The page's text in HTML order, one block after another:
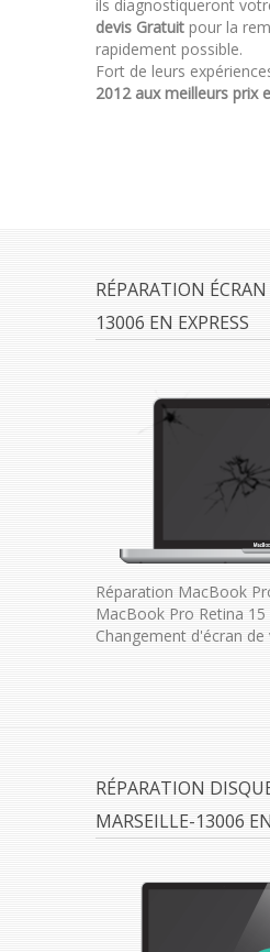
ils diagnostiqueront
devis Gratuit pour la
rapidement possible.
Fort de leurs
2012 aux meilleurs prix
RÉPARATION
13006 EN EXPRESS
Réparation MacBook
MacBook Pro Retina 15
Changement d'écran
RÉPARATION
MARSEILLE-13006